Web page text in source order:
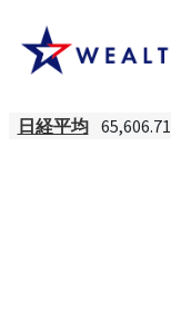
日経平均 65,606.71